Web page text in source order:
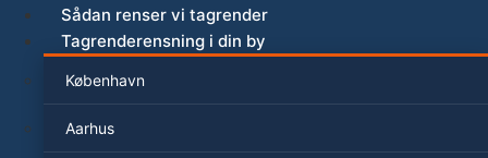
Sådan renser vi tagrender
Tagrenderensning i din by
København
Aarhus